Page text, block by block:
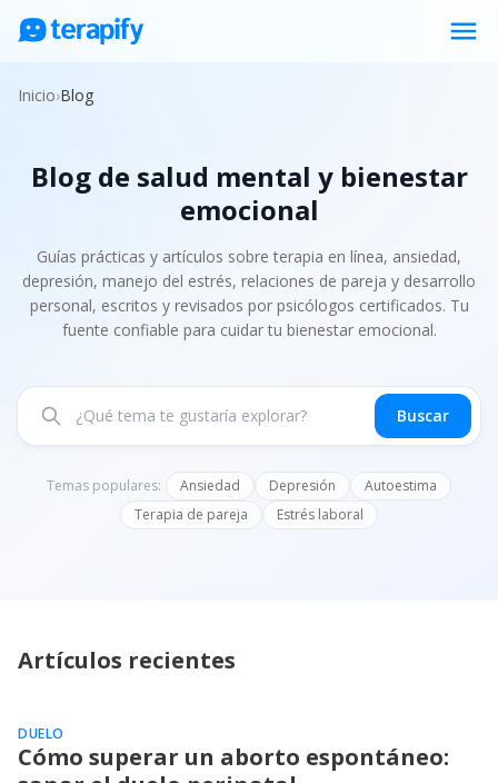
menu
Psicólogos en línea
Opiniones
Preguntas frecuentes
Blog
Trabaja con nosotros
Inicio›Blog
Blog de salud mental y bienestar
emocional
Guías prácticas y artículos sobre terapia en línea, ansiedad,
depresión, manejo del estrés, relaciones de pareja y desarrollo
personal, escritos y revisados por psicólogos certificados. Tu
fuente confiable para cuidar tu bienestar emocional.
Buscar
Temas populares: Ansiedad Depresión
Autoestima
Terapia de pareja
Estrés laboral
Artículos recientes
DUELO
Cómo superar un aborto espontáneo: